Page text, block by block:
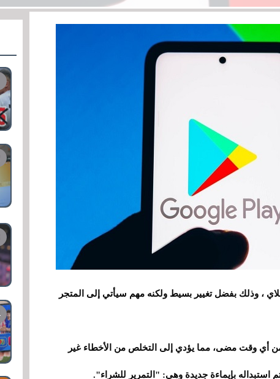
، وذلك بفضل تغيير بسيط ولكنه مهم سيأتي إلى المتجر
أي وقت مضى، مما يؤدي إلى التخلص من الأخطاء غير
استبداله بإيماءة جديدة وهي: "التمرير للشراء".